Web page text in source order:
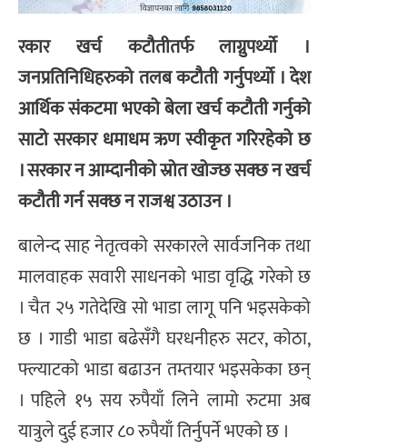
रकार खर्च कटौतीतर्फ लाग्नुपर्थ्यो ।
जनप्रतिनिधिहरुको तलब कटौती गर्नुपर्थ्यो । देश
आर्थिक संकटमा भएको बेला खर्च कटौती गर्नुको
साटो सरकार धमाधम ऋण स्वीकृत गरिरहेको छ
। सरकार न आम्दानीको स्रोत खोज्छ सक्छ न खर्च
कटौती गर्न सक्छ न राजश्व उठाउन ।
बालेन्द साह नेतृत्वको सरकारले सार्वजनिक तथा
मालवाहक सवारी साधनको भाडा वृद्धि गरेको छ
। चैत २५ गतेदेखि सो भाडा लागू पनि भइसकेको
छ । गाडी भाडा बढेसँगै घरधनीहरु सटर, कोठा,
फ्ल्याटको भाडा बढाउन तम्तयार भइसकेका छन्
। पहिले १५ सय रुपैयाँ लिने लामो रुटमा अब
यात्रुले दुई हजार ८० रुपैयाँ तिर्नुपर्ने भएको छ ।